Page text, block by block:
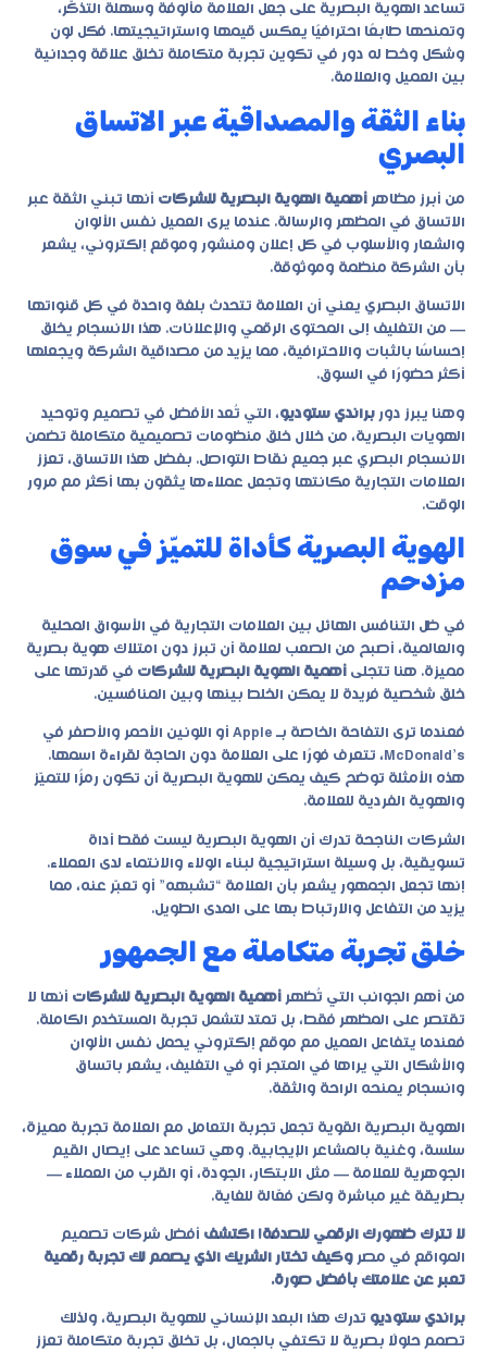
تساعد الهوية البصرية على جعل العلامة مألوفة وسهلة التذكّر،
وتمنحها طابعًا احترافيًا يعكس قيمها واستراتيجيتها. فكل لون
وشكل وخط له دور في تكوين تجربة متكاملة تخلق علاقة وجدانية
بين العميل والعلامة.
بناء الثقة والمصداقية عبر الاتساق
البصري
من أبرز مظاهر أهمية الهوية البصرية للشركات أنها تبني الثقة عبر
الاتساق في المظهر والرسالة. عندما يرى العميل نفس الألوان
والشعار والأسلوب في كل إعلان ومنشور وموقع إلكتروني، يشعر
بأن الشركة منظمة وموثوقة.
الاتساق البصري يعني أن العلامة تتحدث بلغة واحدة في كل قنواتها
— من التغليف إلى المحتوى الرقمي والإعلانات. هذا الانسجام يخلق
إحساسًا بالثبات والاحترافية، مما يزيد من مصداقية الشركة ويجعلها
أكثر حضورًا في السوق.
وهنا يبرز دور براندي ستوديو، التي تُعد الأفضل في تصميم وتوحيد
الهويات البصرية، من خلال خلق منظومات تصميمية متكاملة تضمن
الانسجام البصري عبر جميع نقاط التواصل. بفضل هذا الاتساق، تعزز
العلامات التجارية مكانتها وتجعل عملاءها يثقون بها أكثر مع مرور
الوقت.
الهوية البصرية كأداة للتميّز في سوق
مزدحم
في ظل التنافس الهائل بين العلامات التجارية في الأسواق المحلية
والعالمية، أصبح من الصعب لعلامة أن تبرز دون امتلاك هوية بصرية
مميزة. هنا تتجلى أهمية الهوية البصرية للشركات في قدرتها على
خلق شخصية فريدة لا يمكن الخلط بينها وبين المنافسين.
فعندما ترى التفاحة الخاصة بـ Apple أو اللونين الأحمر والأصفر في
McDonald’s، تتعرف فورًا على العلامة دون الحاجة لقراءة اسمها.
هذه الأمثلة توضح كيف يمكن للهوية البصرية أن تكون رمزًا للتميّز
والهوية الفردية للعلامة.
الشركات الناجحة تدرك أن الهوية البصرية ليست فقط أداة
تسويقية، بل وسيلة استراتيجية لبناء الولاء والانتماء لدى العملاء.
إنها تجعل الجمهور يشعر بأن العلامة “تشبهه” أو تعبّر عنه، مما
يزيد من التفاعل والارتباط بها على المدى الطويل.
خلق تجربة متكاملة مع الجمهور
من أهم الجوانب التي تُظهر أهمية الهوية البصرية للشركات أنها لا
تقتصر على المظهر فقط، بل تمتد لتشمل تجربة المستخدم الكاملة.
فعندما يتفاعل العميل مع موقع إلكتروني يحمل نفس الألوان
والأشكال التي يراها في المتجر أو في التغليف، يشعر باتساق
وانسجام يمنحه الراحة والثقة.
الهوية البصرية القوية تجعل تجربة التعامل مع العلامة تجربة مميزة،
سلسة، وغنية بالمشاعر الإيجابية. وهي تساعد على إيصال القيم
الجوهرية للعلامة — مثل الابتكار، الجودة، أو القرب من العملاء —
بطريقة غير مباشرة ولكن فعّالة للغاية.
لا تترك ظهورك الرقمي للصدفة! اكتشف أفضل شركات تصميم
المواقع في مصر وكيف تختار الشريك الذي يصمم لك تجربة رقمية
تعبر عن علامتك بأفضل صورة.
براندي ستوديو تدرك هذا البعد الإنساني للهوية البصرية، ولذلك
تصمم حلولًا بصرية لا تكتفي بالجمال، بل تخلق تجربة متكاملة تعزز